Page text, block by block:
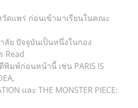
วัดแพร่ ก่อนเข้ามาเรียนในคณะ
ย ปัจจุบันเป็นหนึ่งในกอง
Read
พิมพ์ก่อนหน้านี้ เช่น PARIS IS
และ THE MONSTER PIECE: